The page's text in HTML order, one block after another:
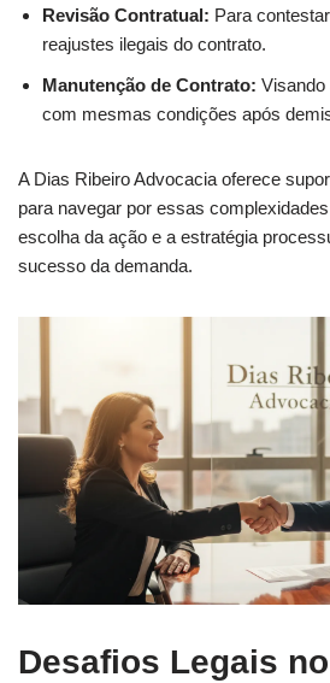
Revisão Contratual: Para
reajustes ilegais do contrato.
Manutenção de Contrato: Visando
com mesmas condições após
A Dias Ribeiro Advocacia oferece
para navegar por essas
escolha da ação e a estratégia
sucesso da demanda.
Desafios Legais